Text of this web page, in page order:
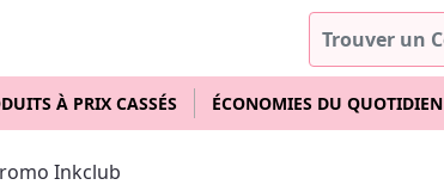
À PRIX CASSÉS ÉCONOMIES DU QUOTIDIEN
Inkclub